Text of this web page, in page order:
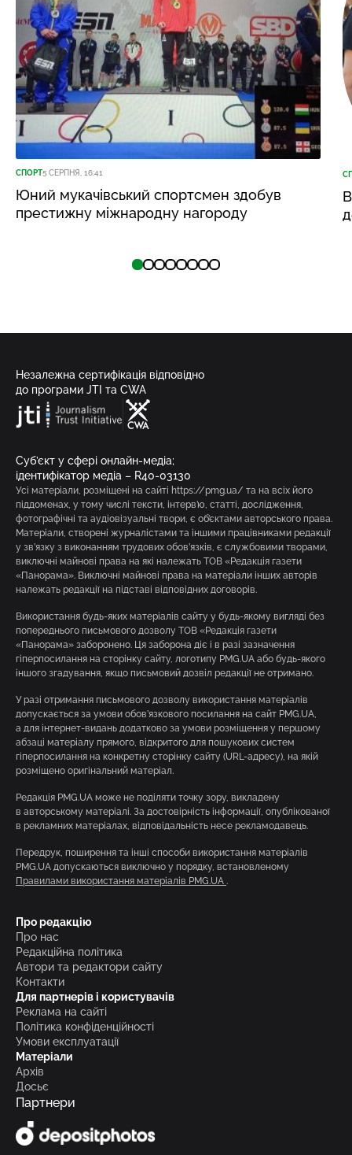
СПОРТ5 СЕРПНЯ, 16:41
Юний мукачівський спортсмен здобув
престижну міжнародну нагороду
Незалежна сертифікація відповідно
до програми JTI та CWA
Суб’єкт у сфері онлайн-медіа;
ідентифікатор медіа – R40-03130
Усі матеріали, розміщені на сайті https://pmg.ua/ та на всіх його
піддоменах, у тому числі тексти, інтерв’ю, статті, дослідження,
фотографічні та аудіовізуальні твори, є об’єктами авторського права.
Матеріали, створені журналістами та іншими працівниками редакції
у зв’язку з виконанням трудових обов’язків, є службовими творами,
виключні майнові права на які належать ТОВ «Редакція газети
«Панорама». Виключні майнові права на матеріали інших авторів
належать редакції на підставі відповідних договорів.
Використання будь-яких матеріалів сайту у будь-якому вигляді без
попереднього письмового дозволу ТОВ «Редакція газети
«Панорама» заборонено. Ця заборона діє і в разі зазначення
гіперпосилання на сторінку сайту, логотипу PMG.UA або будь-якого
іншого згадування, якщо письмовий дозвіл редакції не отримано.
У разі отримання письмового дозволу використання матеріалів
допускається за умови обов’язкового посилання на сайт PMG.UA,
а для інтернет-видань додатково за умови розміщення у першому
абзаці матеріалу прямого, відкритого для пошукових систем
гіперпосилання на конкретну сторінку сайту (URL-адресу), на якій
розміщено оригінальний матеріал.
Редакція PMG.UA може не поділяти точку зору, викладену
в авторському матеріалі. За достовірність інформації, опублікованої
в рекламних матеріалах, відповідальність несе рекламодавець.
Передрук, поширення та інші способи використання матеріалів
PMG.UA допускаються виключно у порядку, встановленому
Правилами використання матеріалів PMG.UA .
Про редакцію
Про нас
Редакційна політика
Автори та редактори сайту
Контакти
Для партнерів і користувачів
Реклама на сайті
Політика конфіденційності
Умови експлуатації
Матеріали
Архів
Досьє
Партнери